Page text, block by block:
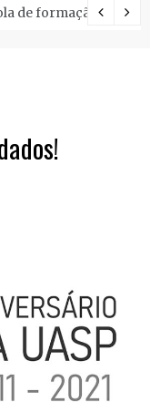
de formação.